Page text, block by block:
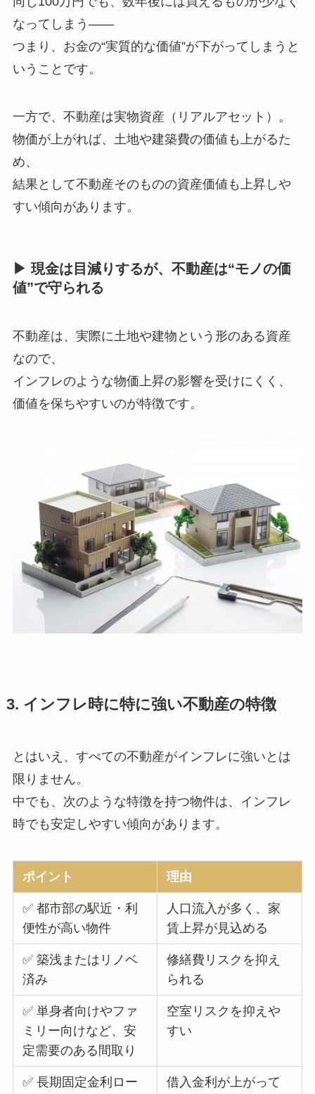
なってしまう――
つまり、お金の“実質的な価値”が下がってしまうと
いうことです。
一方で、不動産は実物資産（リアルアセット）。
物価が上がれば、土地や建築費の価値も上がるた
め、
結果として不動産そのものの資産価値も上昇しや
すい傾向があります。
▶ 現金は目減りするが、不動産は“モノの価
値”で守られる
不動産は、実際に土地や建物という形のある資産
なので、
インフレのような物価上昇の影響を受けにくく、
価値を保ちやすいのが特徴です。
3. インフレ時に特に強い不動産の特徴
とはいえ、すべての不動産がインフレに強いとは
限りません。
中でも、次のような特徴を持つ物件は、インフレ
時でも安定しやすい傾向があります。
ポイント 理由
✅ 都市部の駅近・利
便性が高い物件
人口流入が多く、家
賃上昇が見込める
✅ 築浅またはリノベ
済み
修繕費リスクを抑え
られる
✅ 単身者向けやファ
ミリー向けなど、安
定需要のある間取り
空室リスクを抑えや
すい
✅ 長期固定金利ロー
借入金利が上がって